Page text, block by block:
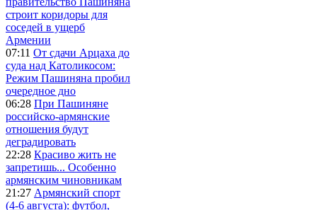
строит коридоры для
соседей в ущерб
Армении
07:11 От сдачи Арцаха до
суда над Католикосом:
Режим Пашиняна пробил
очередное дно
06:28 При Пашиняне
российско-армянские
отношения будут
деградировать
22:28 Красиво жить не
запретишь... Особенно
армянским чиновникам
21:27 Армянский спорт
(4-6 августа): футбол,